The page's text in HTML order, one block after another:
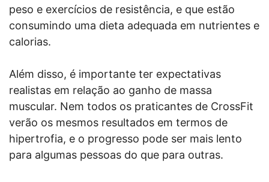
peso e exercícios de resistência, e que estão
consumindo uma dieta adequada em nutrientes e
calorias.
Além disso, é importante ter expectativas
realistas em relação ao ganho de massa
muscular. Nem todos os praticantes de CrossFit
verão os mesmos resultados em termos de
hipertrofia, e o progresso pode ser mais lento
para algumas pessoas do que para outras.